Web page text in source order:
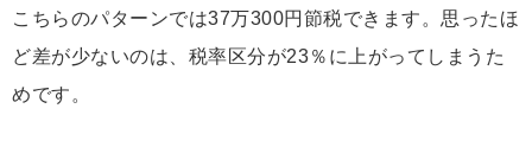
こちらのパターンでは37万300円節税できます。思ったほ
ど差が少ないのは、税率区分が23％に上がってしまうた
めです。